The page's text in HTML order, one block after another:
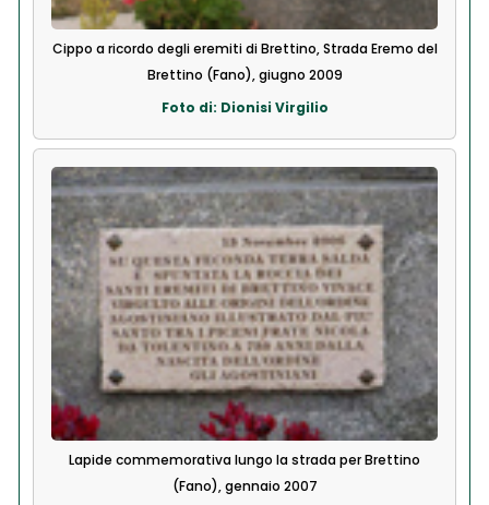
Cippo a ricordo degli eremiti di Brettino, Strada Eremo del
Brettino (Fano), giugno 2009
Foto di: Dionisi Virgilio
Lapide commemorativa lungo la strada per Brettino
(Fano), gennaio 2007